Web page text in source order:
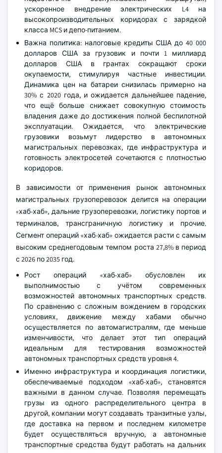
ускоренное внедрение электрических L4 на
высокопроизводительных коридорах с зарядкой
класса MCS и депо-питанием.
Важна политика: налоговые кредиты США до 40 000
долларов США за грузовик и почти 1 миллиард
долларов США в грантах сокращают сроки
окупаемости, стимулируя частные инвестиции.
Динамика цен на батареи снизилась примерно на
30% с 2020 года, и ожидается дальнейшее падение,
что ещё больше снижает совокупную стоимость
владения даже до достижения полной беспилотной
эксплуатации. Ожидается, что электрические
грузовики возьмут лидерство в автономных
магистральных перевозках, где инфраструктура и
готовность электросетей сочетаются с плотностью
коридоров.
В зависимости от применения рынок автономных
магистральных грузоперевозок делится на операции
«хаб-хаб», дальние грузоперевозки, логистику портов и
терминалов, трансграничную логистику и прочие.
Сегмент операций «хаб-хаб» ожидается расти с самым
высоким среднегодовым темпом роста 27,8% в период
с 2026 по 2035 год.
Рост операций «хаб-хаб» обусловлен их
выполнимостью с учётом современных
возможностей автономных транспортных средств.
По сравнению с сложным вождением в городских
условиях, движение между хабами обычно
осуществляется по автомагистралям, где меньше
изменчивости, что делает этот тип операций
идеальным для тестирования возможностей
автономных транспортных средств уровня 4.
Именно инфраструктура и координация логистики,
обеспечиваемые подходом «хаб-хаб», становятся
важными в данном случае. Позволяя перемещать
грузы из одного распределительного центра в
другой, компании могут создавать транзитные узлы,
где доставка на первом и последнем километре
будет осуществляться вручную, а автономные
транспортные средства будут работать на дальних